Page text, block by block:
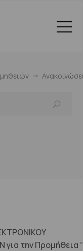
την Προμήθεια “